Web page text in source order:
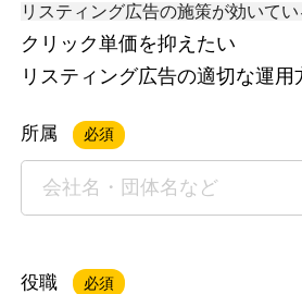
リスティング広告の施策が効いて
クリック単価を抑えたい
リスティング広告の適切な運用
所属 必須
役職 必須